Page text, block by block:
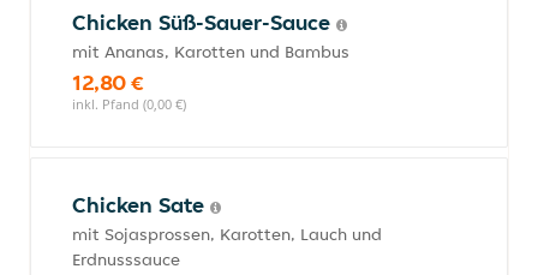
Chicken Süß-Sauer-Sauce
mit Ananas, Karotten und Bambus
12,80 €
inkl. Pfand (0,00 €)
Chicken Sate
mit Sojasprossen, Karotten, Lauch und
Erdnusssauce